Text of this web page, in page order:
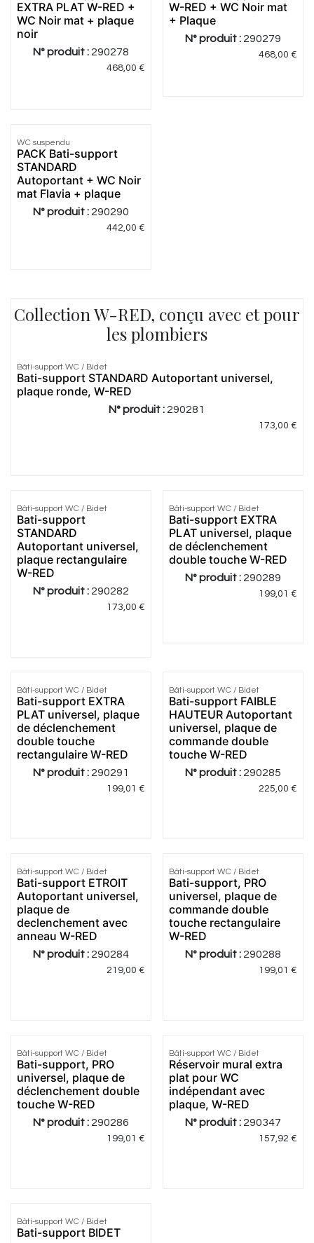
EXTRA PLAT W-RED +
WC Noir mat + plaque
noir
N° produit : 290278
468,00 €
W-RED + WC Noir mat
+ Plaque
N° produit : 290279
468,00 €
Meilleur
prix
WC suspendu
PACK Bati-support
STANDARD
Autoportant + WC Noir
mat Flavia + plaque
N° produit : 290290
442,00 €
Collection W-RED, conçu avec et pour
les plombiers
Meilleur
prix
Bâti-support WC / Bidet
Bati-support STANDARD Autoportant universel,
plaque ronde, W-RED
N° produit : 290281
173,00 €
Meilleur
prix
Bâti-support WC / Bidet
Bati-support
STANDARD
Autoportant universel,
plaque rectangulaire
W-RED
N° produit : 290282
173,00 €
Meilleur
prix
Bâti-support WC / Bidet
Bati-support EXTRA
PLAT universel, plaque
de déclenchement
double touche W-RED
N° produit : 290289
199,01 €
Meilleur
prix
Bâti-support WC / Bidet
Bati-support EXTRA
PLAT universel, plaque
de déclenchement
double touche
rectangulaire W-RED
N° produit : 290291
199,01 €
Meilleur
prix
Bâti-support WC / Bidet
Bati-support FAIBLE
HAUTEUR Autoportant
universel, plaque de
commande double
touche W-RED
N° produit : 290285
225,00 €
Meilleur
prix
Bâti-support WC / Bidet
Bati-support ETROIT
Autoportant universel,
plaque de
declenchement avec
anneau W-RED
N° produit : 290284
219,00 €
Meilleur
prix
Bâti-support WC / Bidet
Bati-support, PRO
universel, plaque de
commande double
touche rectangulaire
W-RED
N° produit : 290288
199,01 €
Meilleur
prix
Bâti-support WC / Bidet
Bati-support, PRO
universel, plaque de
déclenchement double
touche W-RED
N° produit : 290286
199,01 €
Meilleur
prix
Bâti-support WC / Bidet
Réservoir mural extra
plat pour WC
indépendant avec
plaque, W-RED
N° produit : 290347
157,92 €
Bâti-support WC / Bidet
Bati-support BIDET